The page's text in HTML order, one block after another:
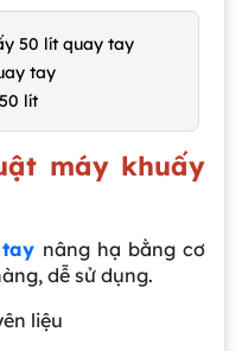
50 lít quay tay
tay
lít
máy khuấy
nâng hạ bằng cơ
dễ sử dụng.
liệu